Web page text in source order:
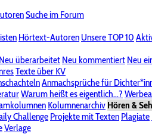
Suche im Forum
Hörtext-Autoren Unsere TOP 10
Neu überarbeitet Neu kommentiert Neu
Texte über KV
Anmachsprüche für
Warum heißt es eigentlich...?
Kolumnenarchiv Hören &
Challenge Projekte mit Texten Plagiate
Verlage
Bereich "Literatur & Schreiberei"
SpenderlisteAlle Wege führen zu KV
DatenschutzerklärungImpressum